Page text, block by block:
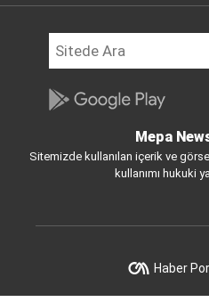
Mepa
Sitemizde kullanılan içerik ve
kullanımı hukuki
Haber